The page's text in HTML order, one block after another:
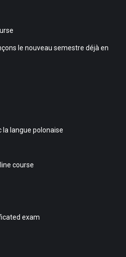
le nouveau semestre déjà en
langue polonaise
course
exam